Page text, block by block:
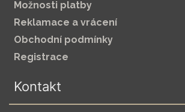
Možnosti platby
Reklamace a vrácení
Obchodní podmínky
Registrace
Kontakt